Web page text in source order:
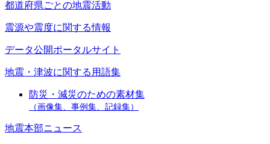
都道府県ごとの地震活動
震源や震度に関する情報
データ公開ポータルサイト
地震・津波に関する用語集
防災・減災のための素材集
（画像集、事例集、記録集）
地震本部ニュース